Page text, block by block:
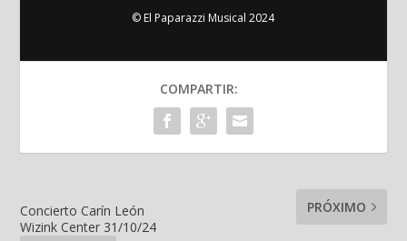
© El Paparazzi Musical 2024
COMPARTIR:
Concierto Carín León
Wizink Center 31/10/24
PRÓXIMO